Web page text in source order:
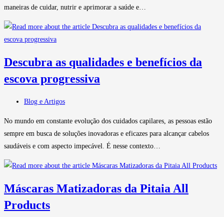
maneiras de cuidar, nutrir e aprimorar a saúde e…
Descubra as qualidades e benefícios da
escova progressiva
Blog e Artigos
No mundo em constante evolução dos cuidados capilares, as pessoas estão
sempre em busca de soluções inovadoras e eficazes para alcançar cabelos
saudáveis e com aspecto impecável. É nesse contexto…
Máscaras Matizadoras da Pitaia All
Products